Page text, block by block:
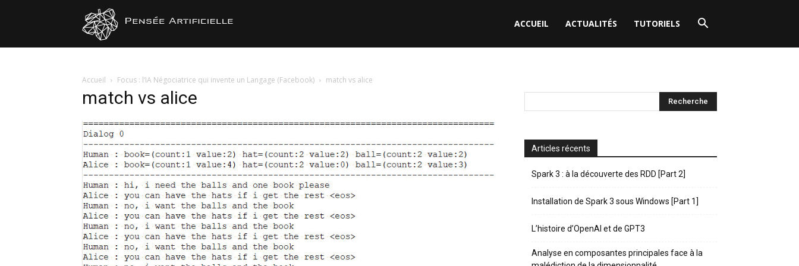
ACCUEIL ACTUALITÉS TUTORIELS
Accueil Focus : l’IA Négociatrice qui invente un Langage (Facebook) match vs alice
match vs alice
Articles récents
Spark 3 : à la découverte des RDD [Part 2]
Installation de Spark 3 sous Windows [Part 1]
L’histoire d’OpenAI et de GPT3
Analyse en composantes principales face à la